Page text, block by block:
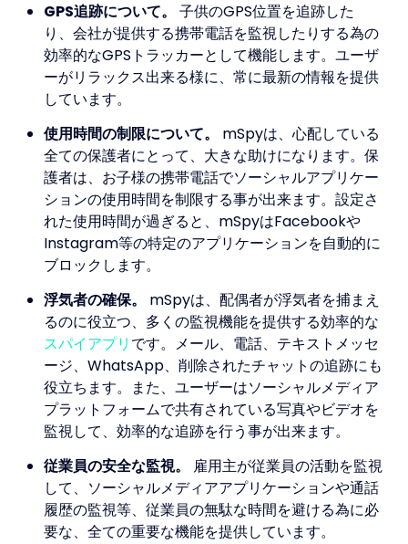
GPS追跡について。
子供のGPS位置を追跡した
り、会社が提供する携帯電話を監視したりする為の
効率的なGPSトラッカーとして機能します。ユーザ
ーがリラックス出来る様に、常に最新の情報を提供
しています。
使用時間の制限について。
mSpyは、心配している
全ての保護者にとって、大きな助けになります。保
護者は、お子様の携帯電話でソーシャルアプリケー
ションの使用時間を制限する事が出来ます。設定さ
れた使用時間が過ぎると、mSpyはFacebookや
Instagram等の特定のアプリケーションを自動的に
ブロックします。
浮気者の確保。
mSpyは、配偶者が浮気者を捕まえ
るのに役立つ、多くの監視機能を提供する効率的な
スパイアプリ です。メール、電話、テキストメッセ
ージ、WhatsApp、削除されたチャットの追跡にも
役立ちます。また、ユーザーはソーシャルメディア
プラットフォームで共有されている写真やビデオを
監視して、効率的な追跡を行う事が出来ます。
従業員の安全な監視。
雇用主が従業員の活動を監視
して、ソーシャルメディアアプリケーションや通話
履歴の監視等、従業員の無駄な時間を避ける為に必
要な、全ての重要な機能を提供しています。